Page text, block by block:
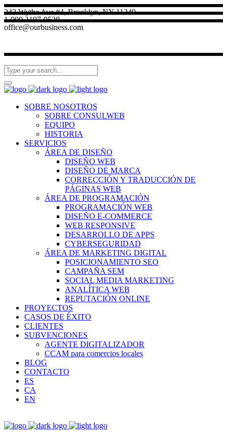
242 Wythe Ave #4, Brooklyn, NY 11249
1-090-1197-9528
office@ourbusiness.com
SOBRE NOSOTROS
SOBRE CONSULWEB
EQUIPO
HISTORIA
SERVICIOS
ÁREA DE DISEÑO
DISEÑO WEB
DISEÑO DE MARCA
CORRECCIÓN Y TRADUCCIÓN DE
PÁGINAS WEB
ÁREA DE PROGRAMACIÓN
PROGRAMACIÓN WEB
DISEÑO E-COMMERCE
WEB RESPONSIVE
DESARROLLO DE APPS
CYBERSEGURIDAD
ÁREA DE MARKETING DIGITAL
POSICIONAMIENTO SEO
CAMPAÑA SEM
SOCIAL MEDIA MARKETING
ANALÍTICA WEB
REPUTACIÓN ONLINE
PROYECTOS
CASOS DE ÉXITO
CLIENTES
SUBVENCIONES
AGENTE DIGITALIZADOR
CCAM para comercios locales
BLOG
CONTACTO
ES
CA
EN